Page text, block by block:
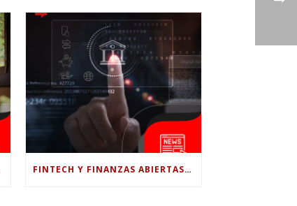
FINTECH Y FINANZAS ABIERTAS: RETOS PARA EL NUEVO GOBIERNO COLOMBIANO